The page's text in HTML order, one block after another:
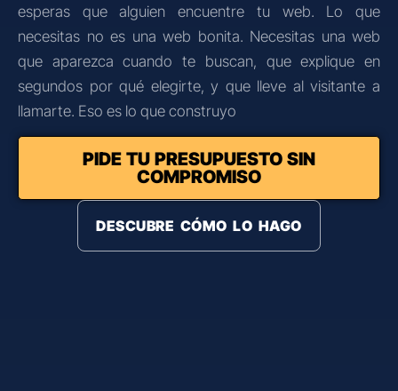
esperas que alguien encuentre tu web. Lo que
necesitas no es una web bonita. Necesitas una web
que aparezca cuando te buscan, que explique en
segundos por qué elegirte, y que lleve al visitante a
llamarte. Eso es lo que construyo
PIDE TU PRESUPUESTO SIN
COMPROMISO
DESCUBRE CÓMO LO HAGO